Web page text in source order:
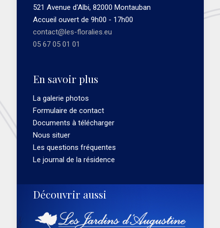
521 Avenue d'Albi, 82000 Montauban
Accueil ouvert de 9h00 - 17h00
contact@les-floralies.eu
05 67 05 01 01
En savoir plus
La galerie photos
Formulaire de contact
Documents à télécharger
Nous situer
Les questions fréquentes
Le journal de la résidence
Découvrir aussi